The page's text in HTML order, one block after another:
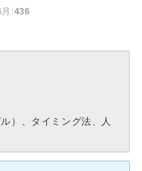
:436
）、タイミング法、人